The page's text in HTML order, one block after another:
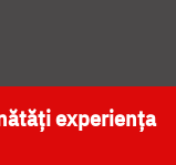
NAȚIONALĂ
experiența